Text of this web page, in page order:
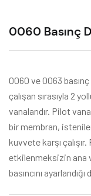
0060 Basınç
0060 ve 0063
çalışan sırasıyla 2
vanalarıdır. Pilot
bir membran,
kuvvete karşı
etkilenmeksizin ana
basıncını